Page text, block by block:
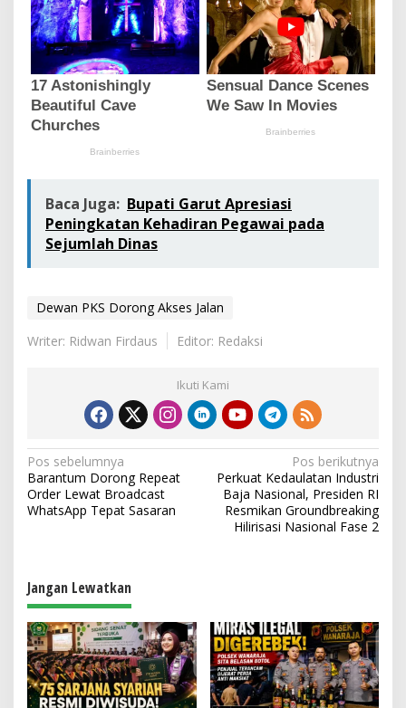
Baca Juga: Bupati Garut Apresiasi
Peningkatan Kehadiran Pegawai pada
Sejumlah Dinas
Dewan PKS Dorong Akses Jalan
Writer: Ridwan Firdaus
Editor: Redaksi
Ikuti Kami
N
a
v
a
s
i
p
o
Pos sebelumnya
Barantum Dorong Repeat
Order Lewat Broadcast
WhatsApp Tepat Sasaran
Pos berikutnya
Perkuat Kedaulatan Industri
Baja Nasional, Presiden RI
Resmikan Groundbreaking
Hilirisasi Nasional Fase 2
Jangan Lewatkan